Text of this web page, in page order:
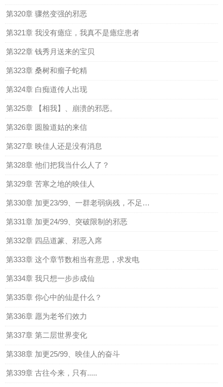
第320章 骤然变强的邪恶
第321章 我没有癔症，我真不是癔症患者
第322章 钱秀月送来的宝贝
第323章 桑树和瘤子蛇精
第324章 白痴道传人出现
第325章 【相我】、崩溃的邪恶。
第326章 圆脸道姑的来信
第327章 映佳人还是没有消息
第328章 他们把我当什么人了？
第329章 苦寒之地的映佳人
第330章 加更23/99、一群老弱病残，不足为惧
第331章 加更24/99、突破限制的邪恶
第332章 四品道篆、邪恶入席
第333章 这个章节数相当有意思，求发电
第334章 我只想一步步成仙
第335章 你心中的仙是什么？
第336章 愿为老爷们效力
第337章 第二层世界变化
第338章 加更25/99、映佳人的奋斗
第339章 古往今来，只有.....